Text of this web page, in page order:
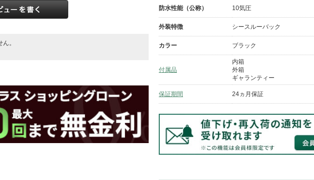
。
防水性能（公称） 10気圧
外装特徴 シースルーバック
カラー ブラック
付属品
内箱
外箱
ギャランティー
保証期間 24ヵ月保証